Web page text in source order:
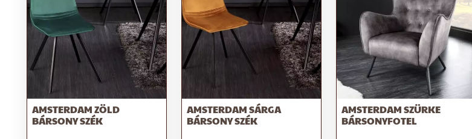
AMSTERDAM ZÖLD
BÁRSONY SZÉK
AMSTERDAM SÁRGA
BÁRSONY SZÉK
AMSTERDAM SZÜRKE
BÁRSONYFOTEL